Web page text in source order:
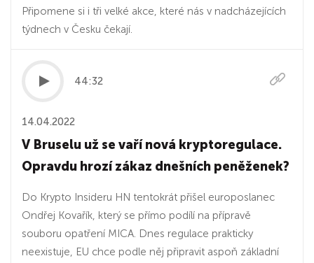
Připomene si i tři velké akce, které nás v nadcházejících
týdnech v Česku čekají.
44:32
14.04.2022
V Bruselu už se vaří nová kryptoregulace.
Opravdu hrozí zákaz dnešních peněženek?
Do Krypto Insideru HN tentokrát přišel europoslanec
Ondřej Kovařík, který se přímo podílí na přípravě
souboru opatření MICA. Dnes regulace prakticky
neexistuje, EU chce podle něj připravit aspoň základní